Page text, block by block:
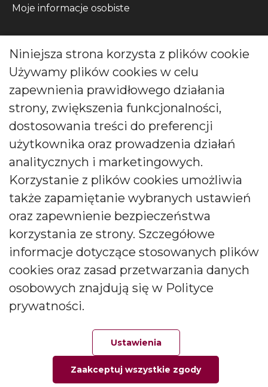
Ulubione Zamówienie
Moje informacje osobiste
Kontakt
ul. Wójcicka 12, 55-200 Bystrzyca, Polska
Zadzwoń do nas pod numer:
0048 71 313 91 91
biuro@bartek-candles.com
Copyright © 2026 Producent świec i dyfuzorów Bartek
Candles. All rights reserved.
Niniejsza strona korzysta z plików cookie
Używamy plików cookies w celu
zapewnienia prawidłowego działania
strony, zwiększenia funkcjonalności,
dostosowania treści do preferencji
użytkownika oraz prowadzenia działań
analitycznych i marketingowych.
Korzystanie z plików cookies umożliwia
także zapamiętanie wybranych ustawień
oraz zapewnienie bezpieczeństwa
korzystania ze strony. Szczegółowe
informacje dotyczące stosowanych plików
cookies oraz zasad przetwarzania danych
osobowych znajdują się w Polityce
prywatności.
Ustawienia
Zaakceptuj wszystkie zgody